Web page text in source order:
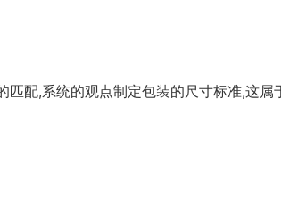
配,系统的观点制定包装的尺寸标准,这属